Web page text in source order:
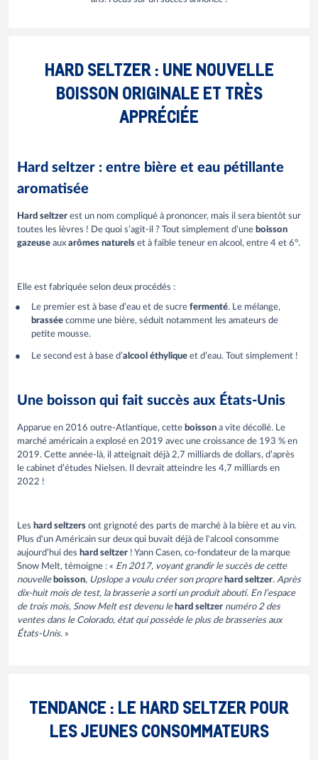
HARD SELTZER : UNE NOUVELLE
BOISSON ORIGINALE ET TRÈS
APPRÉCIÉE
Hard seltzer : entre bière et eau pétillante
aromatisée
Hard seltzer est un nom compliqué à prononcer, mais il sera bientôt sur
toutes les lèvres ! De quoi s’agit-il ? Tout simplement d’une boisson
gazeuse aux arômes naturels et à faible teneur en alcool, entre 4 et 6°.
Elle est fabriquée selon deux procédés :
Le premier est à base d’eau et de sucre fermenté. Le mélange,
brassée comme une bière, séduit notamment les amateurs de
petite mousse.
Le second est à base d’alcool éthylique et d’eau. Tout simplement !
Une boisson qui fait succès aux États-Unis
Apparue en 2016 outre-Atlantique, cette boisson a vite décollé. Le
marché américain a explosé en 2019 avec une croissance de 193 % en
2019. Cette année-là, il atteignait déjà 2,7 milliards de dollars, d’après
le cabinet d’études Nielsen. Il devrait atteindre les 4,7 milliards en
2022 !
Les hard seltzers ont grignoté des parts de marché à la bière et au vin.
Plus d'un Américain sur deux qui buvait déjà de l'alcool consomme
aujourd’hui des hard seltzer ! Yann Casen, co-fondateur de la marque
Snow Melt, témoigne : « En 2017, voyant grandir le succès de cette
nouvelle boisson, Upslope a voulu créer son propre hard seltzer. Après
dix-huit mois de test, la brasserie a sorti un produit abouti. En l’espace
de trois mois, Snow Melt est devenu le hard seltzer numéro 2 des
ventes dans le Colorado, état qui possède le plus de brasseries aux
États-Unis. »
TENDANCE : LE HARD SELTZER POUR
LES JEUNES CONSOMMATEURS